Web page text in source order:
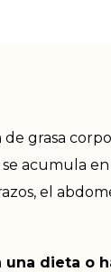
grasa
acumula
el
una dieta o